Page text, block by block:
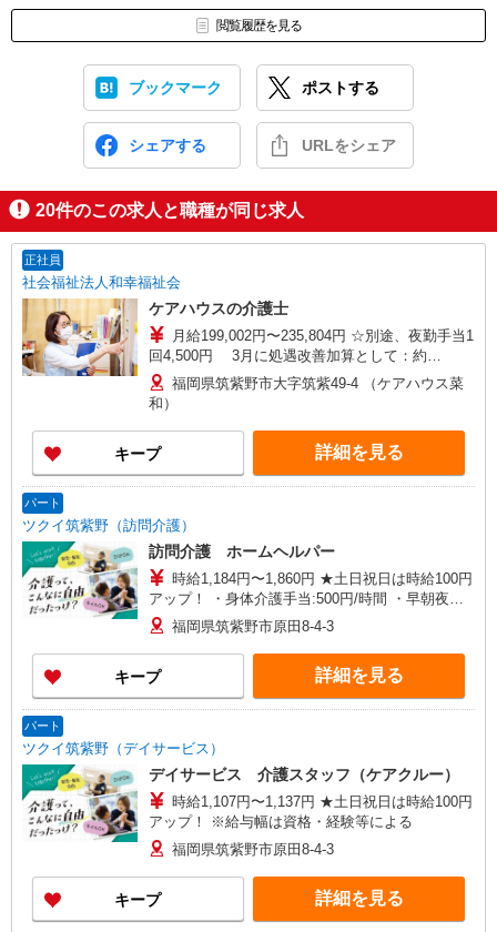
閲覧履歴を見る
ブックマーク ポストする
シェアする URLをシェア
20件のこの求人と職種が同じ求人
正社員
社会福祉法人和幸福祉会
ケアハウスの介護士
月給199,002円〜235,804円 ☆別途、夜勤手当1
回4,500円 3月に処遇改善加算として：約
140,000円（1年間勤務した場合）支給予定 ※経験
による
福岡県筑紫野市大字筑紫49-4 （ケアハウス菜
和）
キープ 詳細を見る
パート
ツクイ筑紫野（訪問介護）
訪問介護 ホームヘルパー
時給1,184円〜1,860円 ★土日祝日は時給100円
アップ！ ・身体介護手当:500円/時間 ・早朝夜間
深夜手当:300円/時間 （18:00〜翌07:59の時間
帯） ・ICT手当:2,000円/月 ・深夜割増は別途支給
・ケア→ケアの移動時間も賃金（時給）を支給 ※
給与幅は資格・経験等による
福岡県筑紫野市原田8-4-3
キープ 詳細を見る
パート
ツクイ筑紫野（デイサービス）
デイサービス 介護スタッフ（ケアクルー）
時給1,107円〜1,137円 ★土日祝日は時給100円
アップ！ ※給与幅は資格・経験等による
福岡県筑紫野市原田8-4-3
キープ 詳細を見る